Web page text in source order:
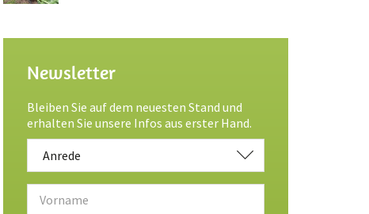
Newsletter
Bleiben Sie auf dem neuesten Stand und
erhalten Sie unsere Infos aus erster Hand.
Anrede